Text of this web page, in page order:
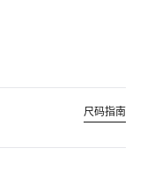
尺码指南